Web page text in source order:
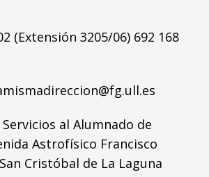
(Extensión 3205/06) 692 168
al Alumnado de
Astrofísico Francisco
Cristóbal de La Laguna